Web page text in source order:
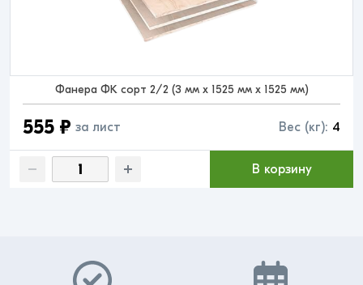
Фанера ФК сорт 2/2 (3 мм x 1525 мм x 1525 мм)
555 ₽ за лист Вес (кг): 4
В корзину